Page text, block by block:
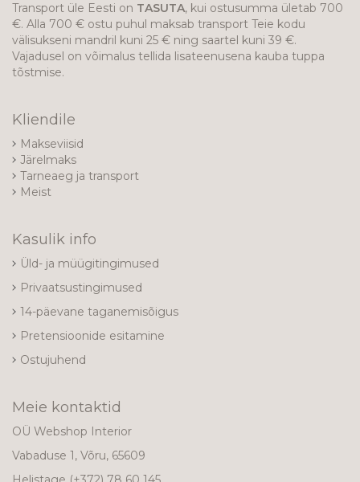
Transport üle Eesti on TASUTA, kui ostusumma ületab 700
€. Alla 700 € ostu puhul maksab transport Teie kodu
välisukseni mandril kuni 25 € ning saartel kuni 39 €.
Vajadusel on võimalus tellida lisateenusena kauba tuppa
tõstmise.
Kliendile
Makseviisid
Järelmaks
Tarneaeg ja transport
Meist
Kasulik info
Üld- ja müügitingimused
Privaatsustingimused
14-päevane taganemisõigus
Pretensioonide esitamine
Ostujuhend
Meie kontaktid
OÜ Webshop Interior
Vabaduse 1, Võru, 65609